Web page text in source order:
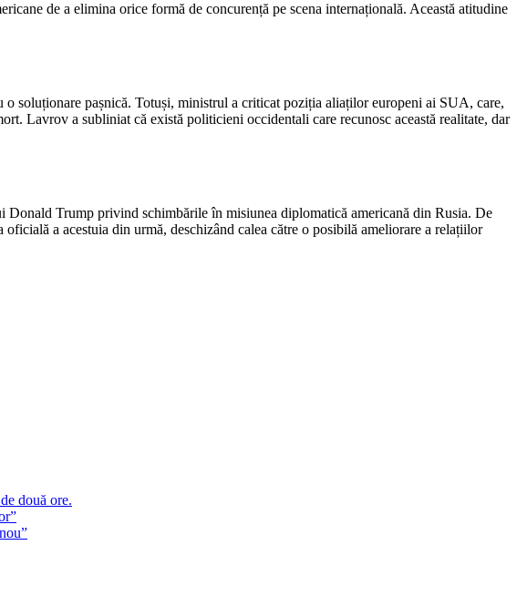
de a elimina orice formă de concurență pe scena internațională. Această atitudine
soluționare pașnică. Totuși, ministrul a criticat poziția aliaților europeni ai SUA, care,
Lavrov a subliniat că există politicieni occidentali care recunosc această realitate, dar
Trump privind schimbările în misiunea diplomatică americană din Rusia. De
a acestuia din urmă, deschizând calea către o posibilă ameliorare a relațiilor
două ore.